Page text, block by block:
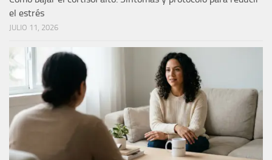
el estrés
JULIO 11, 2026